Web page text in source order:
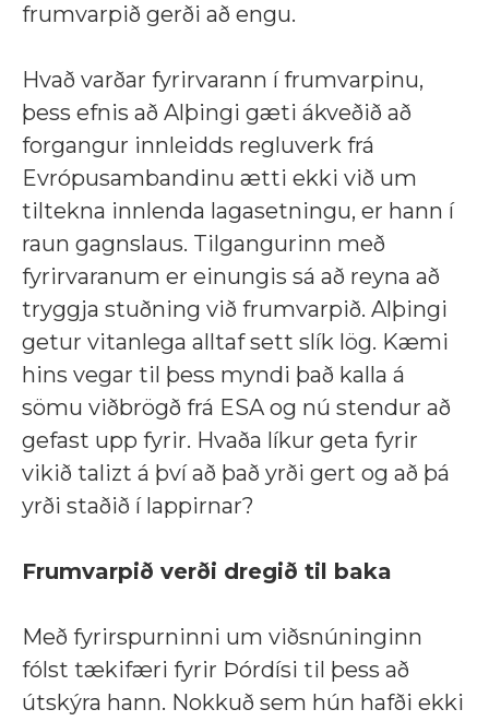
frumvarpið gerði að engu.
Hvað varðar fyrirvarann í frumvarpinu,
þess efnis að Alþingi gæti ákveðið að
forgangur innleidds regluverk frá
Evrópusambandinu ætti ekki við um
tiltekna innlenda lagasetningu, er hann í
raun gagnslaus. Tilgangurinn með
fyrirvaranum er einungis sá að reyna að
tryggja stuðning við frumvarpið. Alþingi
getur vitanlega alltaf sett slík lög. Kæmi
hins vegar til þess myndi það kalla á
sömu viðbrögð frá ESA og nú stendur að
gefast upp fyrir. Hvaða líkur geta fyrir
vikið talizt á því að það yrði gert og að þá
yrði staðið í lappirnar?
Frumvarpið verði dregið til baka
Með fyrirspurninni um viðsnúninginn
fólst tækifæri fyrir Þórdísi til þess að
útskýra hann. Nokkuð sem hún hafði ekki